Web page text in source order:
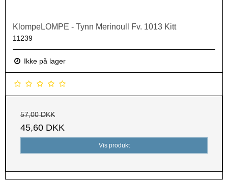
KlompeLOMPE - Tynn Merinoull Fv. 1013 Kitt
11239
Ikke på lager
57,00 DKK
45,60 DKK
Vis produkt